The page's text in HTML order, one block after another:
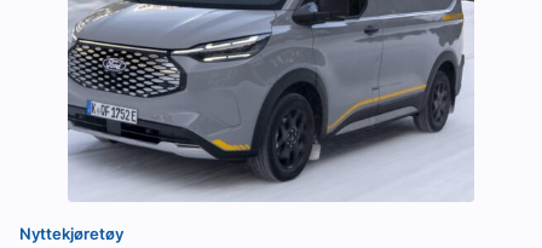
Nyttekjøretøy